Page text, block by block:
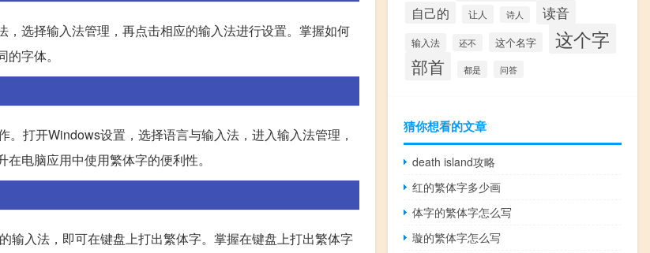
选择输入法管理，再点击相应的输入法进行设置。掌握如何
字体。
打开Windows设置，选择语言与输入法，进入输入法管理，
电脑应用中使用繁体字的便利性。
输入法，即可在键盘上打出繁体字。掌握在键盘上打出繁体字
自己的 让人 诗人 读音
输入法 还不 这个名字 这个字
部首 都是 问答
猜你想看的文章
death island攻略
红的繁体字多少画
体字的繁体字怎么写
璇的繁体字怎么写